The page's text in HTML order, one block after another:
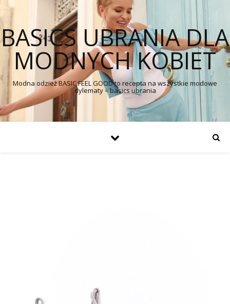
BASICS UBRANIA DLA
MODNYCH KOBIET
Modna odzież BASIC FEEL GOOD to recepta na wszystkie modowe
dylematy – basics ubrania